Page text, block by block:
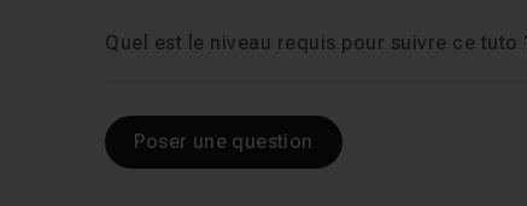
Quel est le niveau requis pour suivre ce tuto
Poser une question